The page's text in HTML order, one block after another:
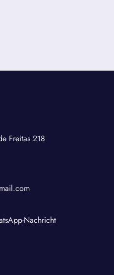
Freitas 218
Nachricht